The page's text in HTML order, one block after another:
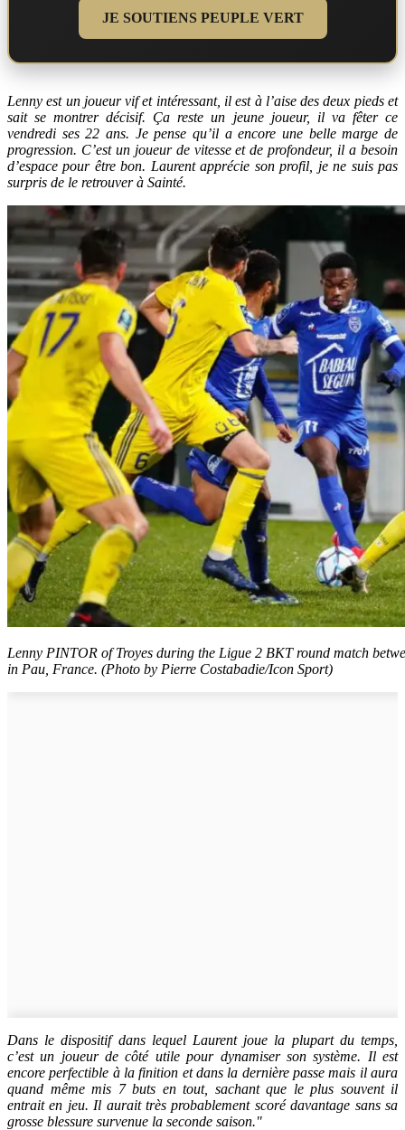
JE SOUTIENS PEUPLE VERT
Lenny est un joueur vif et intéressant, il est à l’aise des deux pieds et
sait se montrer décisif. Ça reste un jeune joueur, il va fêter ce
vendredi ses 22 ans. Je pense qu’il a encore une belle marge de
progression. C’est un joueur de vitesse et de profondeur, il a besoin
d’espace pour être bon. Laurent apprécie son profil, je ne suis pas
surpris de le retrouver à Sainté.
Lenny PINTOR of Troyes during the Ligue 2 BKT round match
in Pau, France. (Photo by Pierre Costabadie/Icon Sport)
Dans le dispositif dans lequel Laurent joue la plupart du temps,
c’est un joueur de côté utile pour dynamiser son système. Il est
encore perfectible à la finition et dans la dernière passe mais il aura
quand même mis 7 buts en tout, sachant que le plus souvent il
entrait en jeu. Il aurait très probablement scoré davantage sans sa
grosse blessure survenue la seconde saison."